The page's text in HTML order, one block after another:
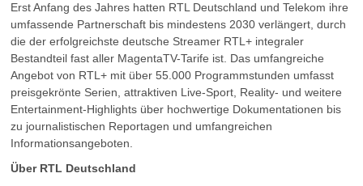
Erst Anfang des Jahres hatten RTL Deutschland und Telekom ihre
umfassende Partnerschaft bis mindestens 2030 verlängert, durch
die der erfolgreichste deutsche Streamer RTL+ integraler
Bestandteil fast aller MagentaTV-Tarife ist. Das umfangreiche
Angebot von RTL+ mit über 55.000 Programmstunden umfasst
preisgekrönte Serien, attraktiven Live-Sport, Reality- und weitere
Entertainment-Highlights über hochwertige Dokumentationen bis
zu journalistischen Reportagen und umfangreichen
Informationsangeboten.
Über RTL Deutschland